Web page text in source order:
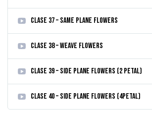
CLASE 37 – Same plane flowers
CLASE 38 – Weave flowers
CLASE 39 – Side plane flowers (2 petal)
CLASE 40 – Side plane flowers (4petal)